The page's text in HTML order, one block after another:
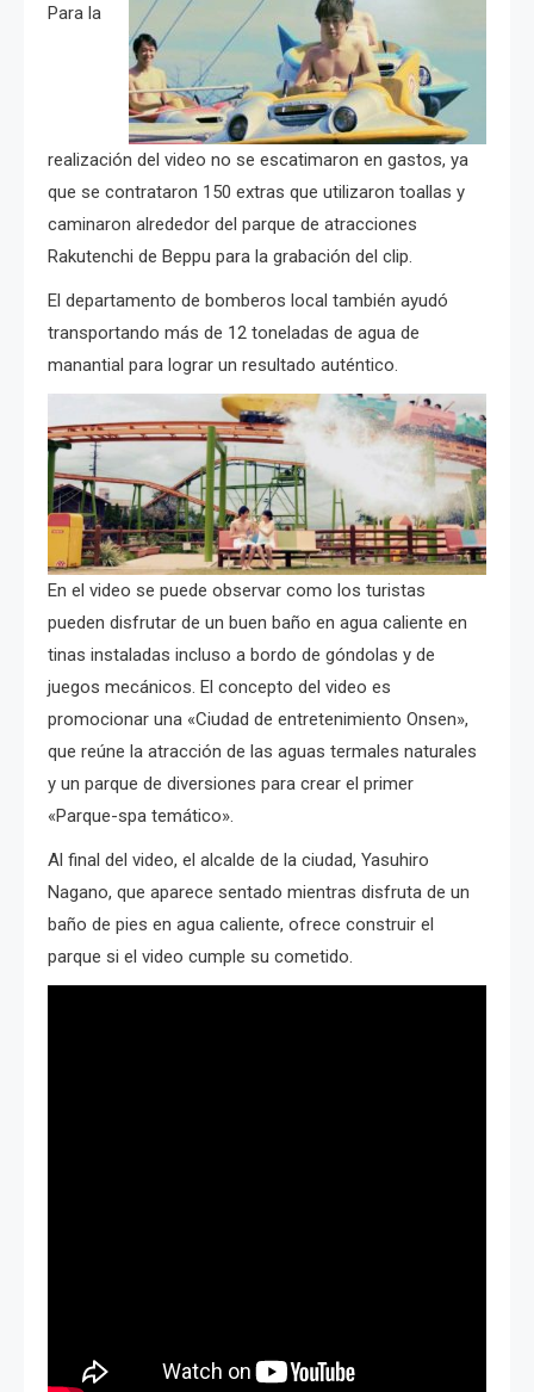
Para la
realización del video no se escatimaron en gastos, ya
que se contrataron 150 extras que utilizaron toallas y
caminaron alrededor del parque de atracciones
Rakutenchi de Beppu para la grabación del clip.
El departamento de bomberos local también ayudó
transportando más de 12 toneladas de agua de
manantial para lograr un resultado auténtico.
En el video se puede observar como los turistas
pueden disfrutar de un buen baño en agua caliente en
tinas instaladas incluso a bordo de góndolas y de
juegos mecánicos. El concepto del video es
promocionar una «Ciudad de entretenimiento Onsen»,
que reúne la atracción de las aguas termales naturales
y un parque de diversiones para crear el primer
«Parque-spa temático».
Al final del video, el alcalde de la ciudad, Yasuhiro
Nagano, que aparece sentado mientras disfruta de un
baño de pies en agua caliente, ofrece construir el
parque si el video cumple su cometido.